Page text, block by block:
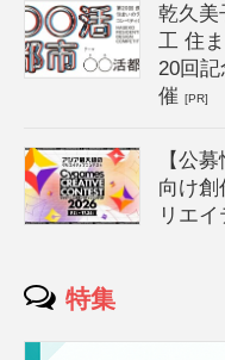
乾久美
工 住
20回
催[PR]
【公
向け創
リエ
特集